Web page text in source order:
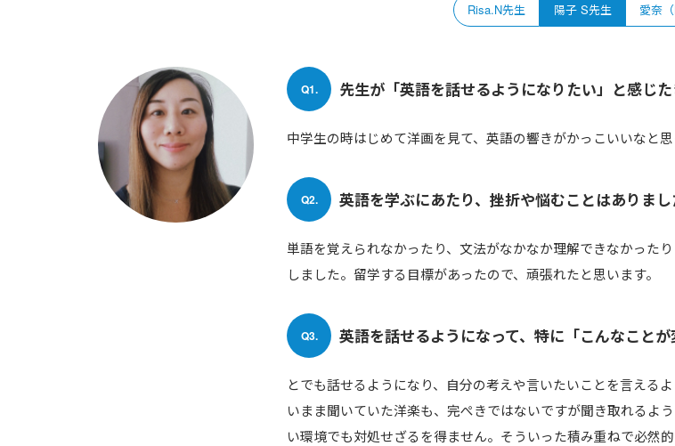
Risa.N先生 陽子 S先生 愛奈
Q1. 先生が「英語を話せるようになりたい」と感じた
中学生の時はじめて洋画を見て、英語の響きがかっこいいなと思
Q2. 英語を学ぶにあたり、挫折や悩むことはありま
単語を覚えられなかったり、文法がなかなか理解できなかった
しました。留学する目標があったので、頑張れたと思います。
Q3. 英語を話せるようになって、特に「こんなこと
とでも話せるようになり、自分の考えや言いたいことを言える
いまま聞いていた洋楽も、完ぺきではないですが聞き取れるよ
い環境でも対処せざるを得ません。そういった積み重ねで必然